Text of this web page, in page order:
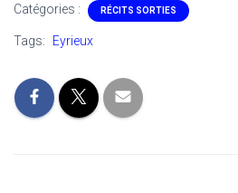
Catégories : RÉCITS SORTIES
Tags: Eyrieux